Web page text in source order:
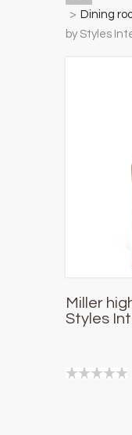
> Dining
by Styles
Miller
Styles